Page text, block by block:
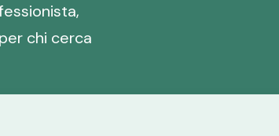
chi cerca